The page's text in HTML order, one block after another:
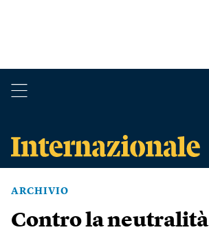
ARCHIVIO
Contro la neutralità